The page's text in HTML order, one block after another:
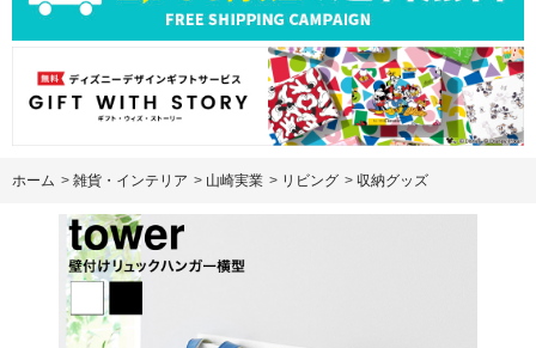
ホーム > 雑貨・インテリア > 山崎実業 > リビング > 収納グッズ